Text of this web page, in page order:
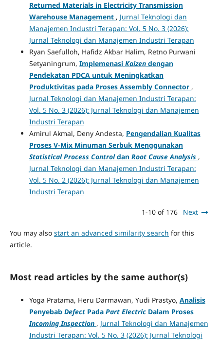
Returned Materials in Electricity Transmission
Warehouse Management , Jurnal Teknologi dan
Manajemen Industri Terapan: Vol. 5 No. 3 (2026):
Jurnal Teknologi dan Manajemen Industri Terapan
Ryan Saefulloh, Hafidz Akbar Halim, Retno Purwani
Setyaningrum, Implemenasi Kaizendengan
Pendekatan PDCA untuk Meningkatkan
Produktivitas pada Proses Assembly Connector ,
Jurnal Teknologi dan Manajemen Industri Terapan:
Vol. 5 No. 3 (2026): Jurnal Teknologi dan Manajemen
Industri Terapan
Amirul Akmal, Deny Andesta, Pengendalian Kualitas
Proses V-Mix Minuman Serbuk Menggunakan
Statistical Process Controldan Root Cause Analysis ,
Jurnal Teknologi dan Manajemen Industri Terapan:
Vol. 5 No. 2 (2026): Jurnal Teknologi dan Manajemen
Industri Terapan
1-10 of 176 Next
You may also start an advanced similarity search for this
article.
Most read articles by the same author(s)
Yoga Pratama, Heru Darmawan, Yudi Prastyo, Analisis
Penyebab DefectPada Part ElectricDalam Proses
Incoming Inspection , Jurnal Teknologi dan Manajemen
Industri Terapan: Vol. 5 No. 3 (2026): Jurnal Teknologi